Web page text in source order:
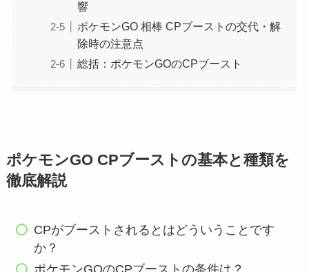
響
ポケモンGO 相棒 CPブーストの交代・解
除時の注意点
総括：ポケモンGOのCPブースト
ポケモンGO CPブーストの基本と種類を
徹底解説
CPがブーストされるとはどういうことです
か？
ポケモンGOのCPブーストの条件は？